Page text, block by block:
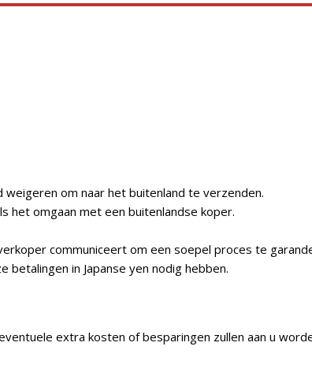
om naar het buitenland te verzenden.
het omgaan met een buitenlandse koper.
communiceert om een soepel proces te
in Japanse yen nodig hebben.
extra kosten of besparingen zullen aan u